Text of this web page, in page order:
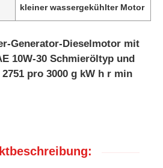
kleiner wassergekühlter Motor
Generator-Dieselmotor mit
10W-30 Schmieröltyp und
pro 3000 g kW h r min